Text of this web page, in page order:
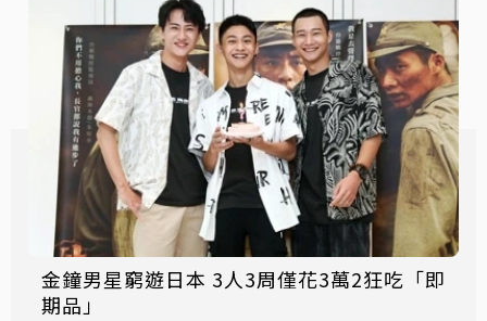
金鐘男星窮遊日本 3人3周僅花3萬2狂吃「即
期品」